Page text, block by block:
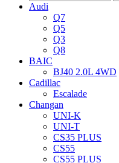
Audi
Q7
Q5
Q3
Q8
BAIC
BJ40 2.0L 4WD
Cadillac
Escalade
Changan
UNI-K
UNI-T
CS35 PLUS
CS55
CS55 PLUS